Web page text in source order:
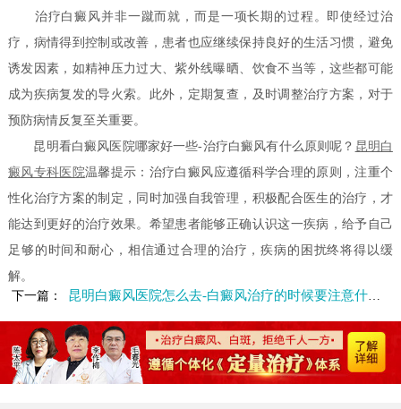
治疗白癜风并非一蹴而就，而是一项长期的过程。即使经过治
疗，病情得到控制或改善，患者也应继续保持良好的生活习惯，避免
诱发因素，如精神压力过大、紫外线曝晒、饮食不当等，这些都可能
成为疾病复发的导火索。此外，定期复查，及时调整治疗方案，对于
预防病情反复至关重要。
昆明看白癜风医院哪家好一些-治疗白癜风有什么原则呢？ 昆明白
癜风专科医院温馨提示：治疗白癜风应遵循科学合理的原则，注重个
性化治疗方案的制定，同时加强自我管理，积极配合医生的治疗，才
能达到更好的治疗效果。希望患者能够正确认识这一疾病，给予自己
足够的时间和耐心，相信通过合理的治疗，疾病的困扰终将得以缓
解。
下一篇：
昆明白癜风医院怎么去-白癜风治疗的时候要注意什么呢